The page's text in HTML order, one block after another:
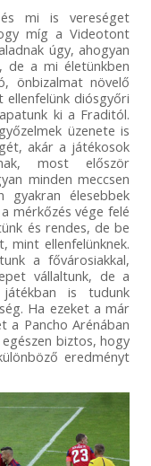
mi is vereséget
míg a Videotont
úgy, ahogyan
de a mi életünkben
önbizalmat növelő
diósgyőri
ki a Fraditól.
üzenete is
akár a játékosok
most először
minden meccsen
gyakran élesebbek
mérkőzés vége felé
és rendes, de be
ellenfelünknek.
a fővárosiakkal,
vállaltunk, de a
is tudunk
Ha ezeket a már
a Pancho Arénában
biztos, hogy
eredményt